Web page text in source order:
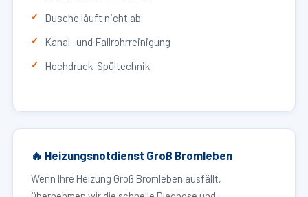
Dusche läuft nicht ab
Kanal- und Fallrohrreinigung
Hochdruck-Spültechnik
🔥 Heizungsnotdienst Groß Bromleben
Wenn Ihre Heizung Groß Bromleben ausfällt,